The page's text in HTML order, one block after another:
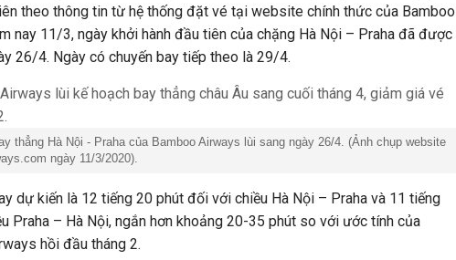
theo thông tin từ hệ thống đặt vé tại website chính thức của Bamboo
nay 11/3, ngày khởi hành đầu tiên của chặng Hà Nội – Praha đã được
26/4. Ngày có chuyến bay tiếp theo là 29/4.
thẳng Hà Nội - Praha của Bamboo Airways lùi sang ngày 26/4. (Ảnh chụp website
ngày 11/3/2020).
dự kiến là 12 tiếng 20 phút đối với chiều Hà Nội – Praha và 11 tiếng
Praha – Hà Nội, ngắn hơn khoảng 20-35 phút so với ước tính của
hồi đầu tháng 2.